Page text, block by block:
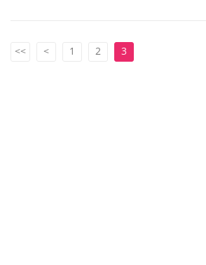
<< < 1 2 3